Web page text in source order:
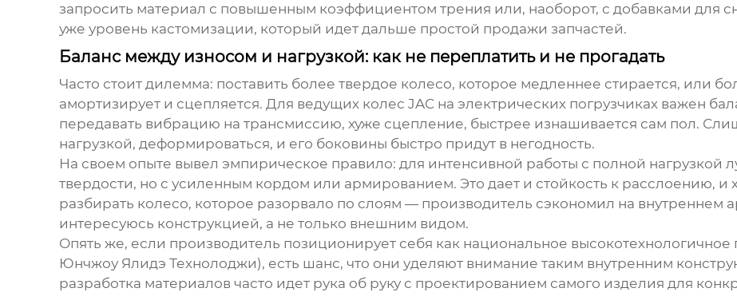
запросить материал с повышенным коэффициентом трения или, наоборот, с добавками для
уже уровень кастомизации, который идет дальше простой продажи запчастей.
Баланс между износом и нагрузкой: как не переплатить и не прогадать
Часто стоит дилемма: поставить более твердое колесо, которое медленнее стирается, или
амортизирует и сцепляется. Для ведущих колес JAC на электрических погрузчиках важен
передавать вибрацию на трансмиссию, хуже сцепление, быстрее изнашивается сам пол.
нагрузкой, деформироваться, и его боковины быстро придут в негодность.
На своем опыте вывел эмпирическое правило: для интенсивной работы с полной нагрузкой
твердости, но с усиленным кордом или армированием. Это дает и стойкость к расслоению,
разбирать колесо, которое разорвало по слоям — производитель сэкономил на внутреннем
интересуюсь конструкцией, а не только внешним видом.
Опять же, если производитель позиционирует себя как национальное высокотехнологичное
Юнчжоу Ялидэ Технолоджи), есть шанс, что они уделяют внимание таким внутренним
разработка материалов часто идет рука об руку с проектированием самого изделия для